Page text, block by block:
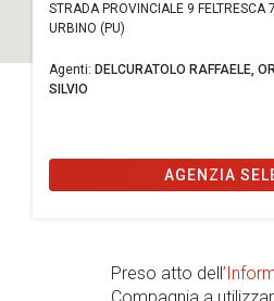
STRADA PROVINCIALE 9 FELTRESCA
URBINO (PU)
Agenti: DELCURATOLO RAFFAELE,
SILVIO
AGENZIA
Preso atto dell